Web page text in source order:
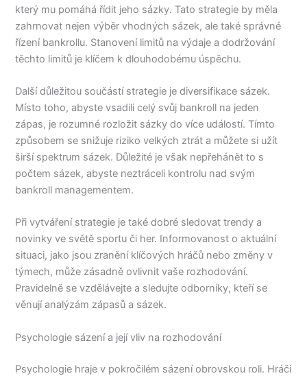
který mu pomáhá řídit jeho sázky. Tato strategie by měla
zahrnovat nejen výběr vhodných sázek, ale také správné
řízení bankrollu. Stanovení limitů na výdaje a dodržování
těchto limitů je klíčem k dlouhodobému úspěchu.
Další důležitou součástí strategie je diversifikace sázek.
Místo toho, abyste vsadili celý svůj bankroll na jeden
zápas, je rozumné rozložit sázky do více událostí. Tímto
způsobem se snižuje riziko velkých ztrát a můžete si užít
širší spektrum sázek. Důležité je však nepřehánět to s
počtem sázek, abyste neztráceli kontrolu nad svým
bankroll managementem.
Při vytváření strategie je také dobré sledovat trendy a
novinky ve světě sportu či her. Informovanost o aktuální
situaci, jako jsou zranění klíčových hráčů nebo změny v
týmech, může zásadně ovlivnit vaše rozhodování.
Pravidelně se vzdělávejte a sledujte odborníky, kteří se
věnují analýzám zápasů a sázek.
Psychologie sázení a její vliv na rozhodování
Psychologie hraje v pokročilém sázení obrovskou roli. Hráči